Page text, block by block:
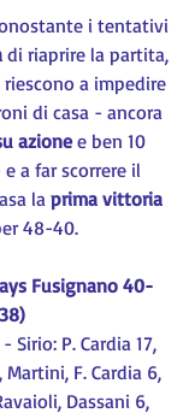
i tentativi
di riaprire la partita,
a impedire
di casa - ancora
azione e ben 10
a far scorrere il
la prima vittoria
48-40.
Fusignano 40-
P. Cardia 17,
F. Cardia 6,
Dassani 6,